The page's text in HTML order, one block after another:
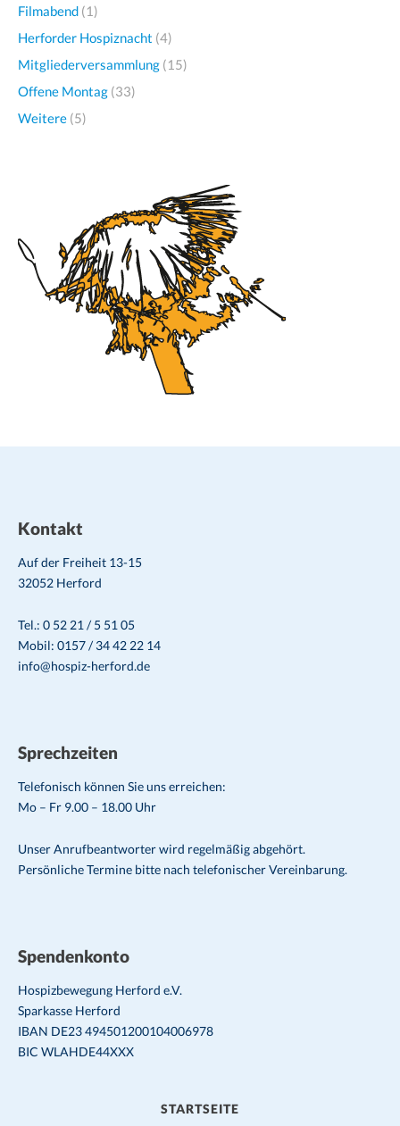
Filmabend (1)
Herforder Hospiznacht (4)
Mitgliederversammlung (15)
Offene Montag (33)
Weitere (5)
Kontakt
Auf der Freiheit 13-15
32052 Herford
Tel.: 0 52 21 / 5 51 05
Mobil: 0157 / 34 42 22 14
info@hospiz-herford.de
Sprechzeiten
Telefonisch können Sie uns erreichen:
Mo – Fr 9.00 – 18.00 Uhr
Unser Anrufbeantworter wird regelmäßig abgehört.
Persönliche Termine bitte nach telefonischer Vereinbarung.
Spendenkonto
Hospizbewegung Herford e.V.
Sparkasse Herford
IBAN DE23 494501200104006978
BIC WLAHDE44XXX
STARTSEITE